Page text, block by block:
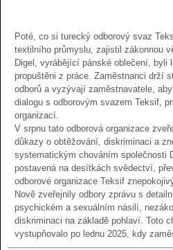
Poté, co si turecký odborový svaz
textilního průmyslu, zajistil zákonnou
Digel, vyrábějící pánské oblečení, byli
propuštěni z práce. Zaměstnanci drží
odborů a vyzývají zaměstnavatele,
dialogu s odborovým svazem Teksif,
organizací.
V srpnu tato odborová organizace
důkazy o obtěžování, diskriminaci a
systematickým chováním společnosti
postavená na desítkách svědectví,
odborové organizace Teksif
Nově zveřejnily odbory zprávu s
psychickém a sexuálním násilí,
diskriminaci na základě pohlaví. Toto
vystupňovalo po lednu 2025, kdy